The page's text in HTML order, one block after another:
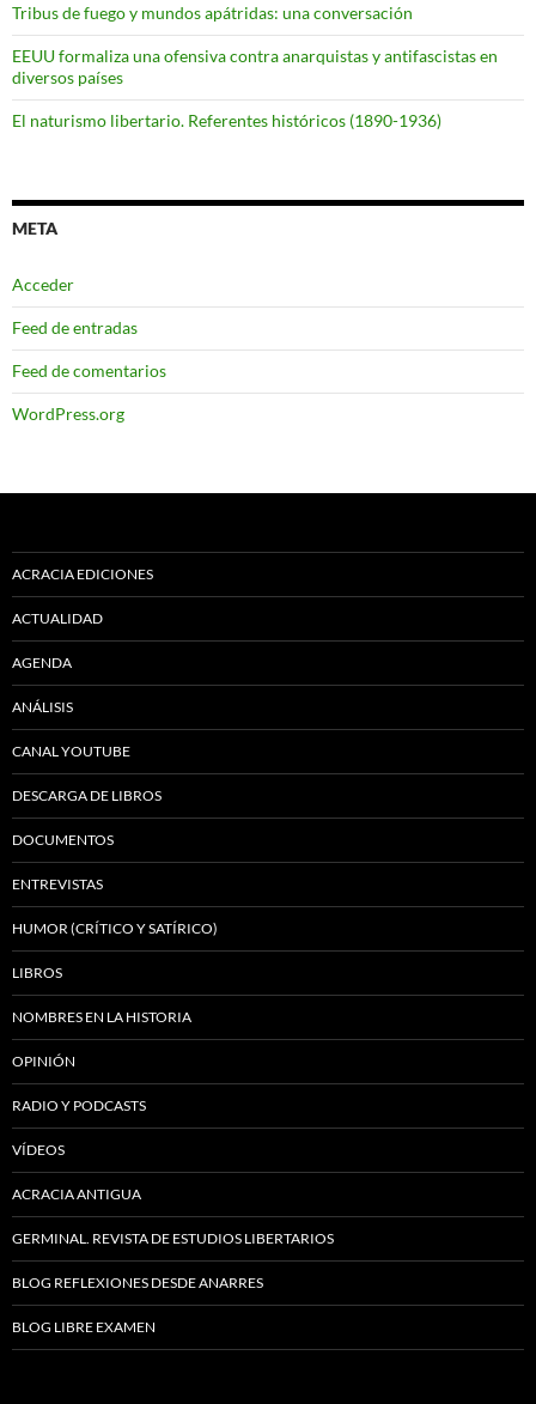
Tribus de fuego y mundos apátridas: una conversación
EEUU formaliza una ofensiva contra anarquistas y antifascistas en
diversos países
El naturismo libertario. Referentes históricos (1890-1936)
META
Acceder
Feed de entradas
Feed de comentarios
WordPress.org
ACRACIA EDICIONES
ACTUALIDAD
AGENDA
ANÁLISIS
CANAL YOUTUBE
DESCARGA DE LIBROS
DOCUMENTOS
ENTREVISTAS
HUMOR (CRÍTICO Y SATÍRICO)
LIBROS
NOMBRES EN LA HISTORIA
OPINIÓN
RADIO Y PODCASTS
VÍDEOS
ACRACIA ANTIGUA
GERMINAL. REVISTA DE ESTUDIOS LIBERTARIOS
BLOG REFLEXIONES DESDE ANARRES
BLOG LIBRE EXAMEN